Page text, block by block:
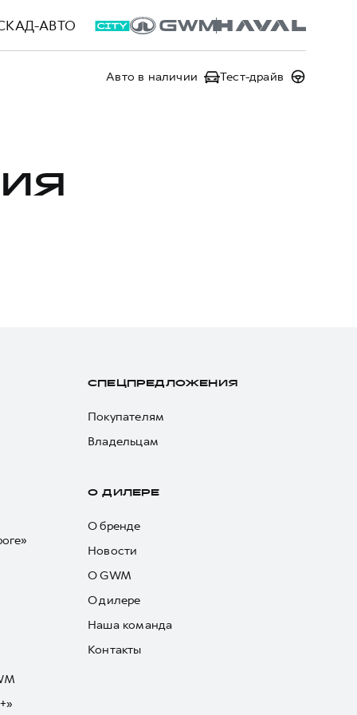
АВТО
Авто в наличии Тест-драйв
СПЕЦПРЕДЛОЖЕНИЯ
Покупателям
Владельцам
О ДИЛЕРЕ
О бренде
Новости
О GWM
О дилере
Наша команда
Контакты